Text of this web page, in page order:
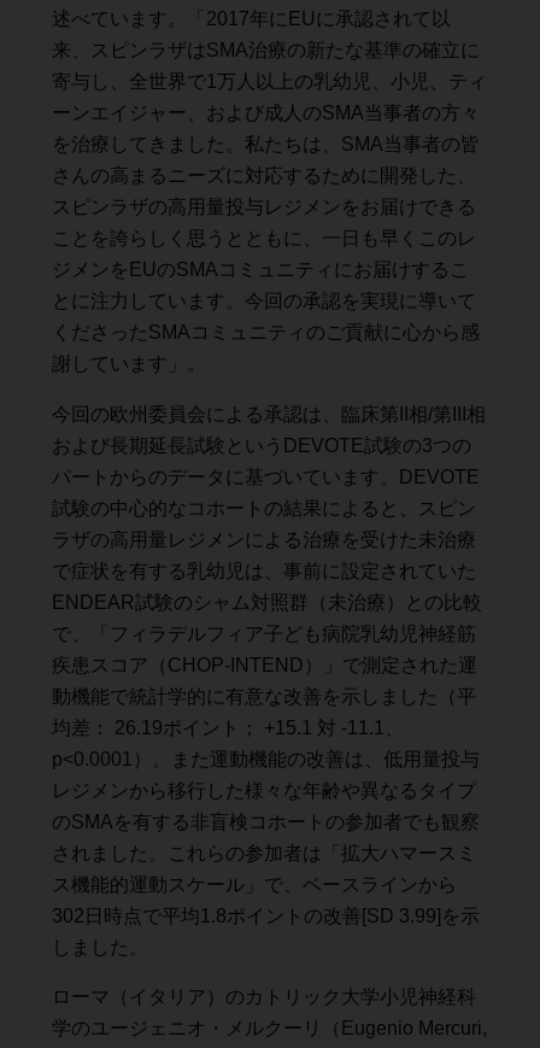
述べています。「2017年にEUに承認されて以
来、スピンラザはSMA治療の新たな基準の確立に
寄与し、全世界で1万人以上の乳幼児、小児、ティ
ーンエイジャー、および成人のSMA当事者の方々
を治療してきました。私たちは、SMA当事者の皆
さんの高まるニーズに対応するために開発した、
スピンラザの高用量投与レジメンをお届けできる
ことを誇らしく思うとともに、一日も早くこのレ
ジメンをEUのSMAコミュニティにお届けするこ
とに注力しています。今回の承認を実現に導いて
くださったSMAコミュニティのご貢献に心から感
謝しています」。
今回の欧州委員会による承認は、臨床第II相/第III相
および長期延長試験というDEVOTE試験の3つの
パートからのデータに基づいています。DEVOTE
試験の中心的なコホートの結果によると、スピン
ラザの高用量レジメンによる治療を受けた未治療
で症状を有する乳幼児は、事前に設定されていた
ENDEAR試験のシャム対照群（未治療）との比較
で、「フィラデルフィア子ども病院乳幼児神経筋
疾患スコア（CHOP-INTEND）」で測定された運
動機能で統計学的に有意な改善を示しました（平
均差： 26.19ポイント； +15.1 対 -11.1、
p<0.0001）。また運動機能の改善は、低用量投与
レジメンから移行した様々な年齢や異なるタイプ
のSMAを有する非盲検コホートの参加者でも観察
されました。これらの参加者は「拡大ハマースミ
ス機能的運動スケール」で、ベースラインから
302日時点で平均1.8ポイントの改善[SD 3.99]を示
しました。
ローマ（イタリア）のカトリック大学小児神経科
学のユージェニオ・メルクーリ（Eugenio Mercuri,